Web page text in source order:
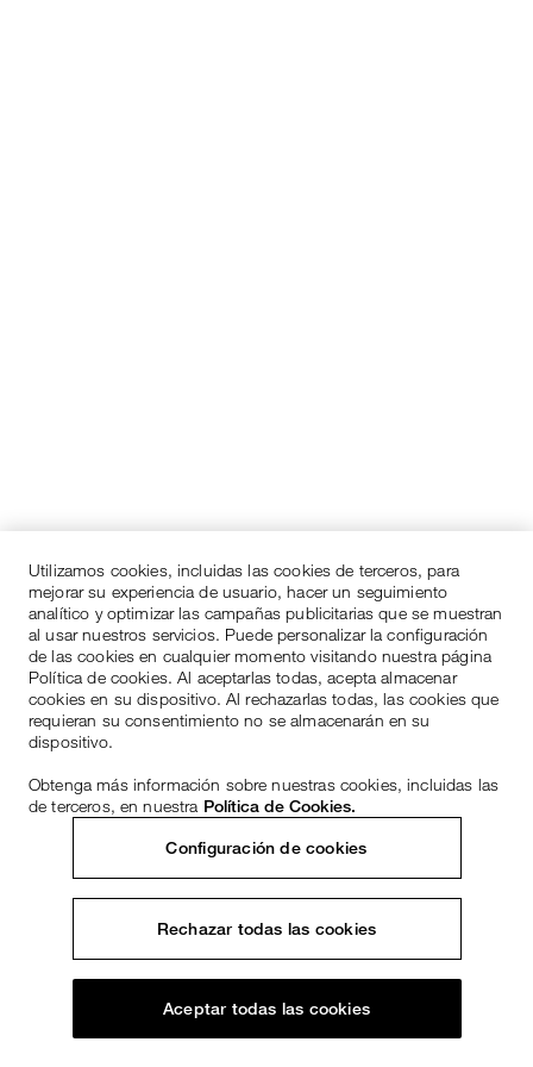
Utilizamos cookies, incluidas las cookies de terceros, para
mejorar su experiencia de usuario, hacer un seguimiento
analítico y optimizar las campañas publicitarias que se muestran
al usar nuestros servicios. Puede personalizar la configuración
de las cookies en cualquier momento visitando nuestra página
Política de cookies. Al aceptarlas todas, acepta almacenar
cookies en su dispositivo. Al rechazarlas todas, las cookies que
requieran su consentimiento no se almacenarán en su
dispositivo.
Obtenga más información sobre nuestras cookies, incluidas las
de terceros, en nuestra Política de Cookies.
Configuración de cookies
Rechazar todas las cookies
Aceptar todas las cookies